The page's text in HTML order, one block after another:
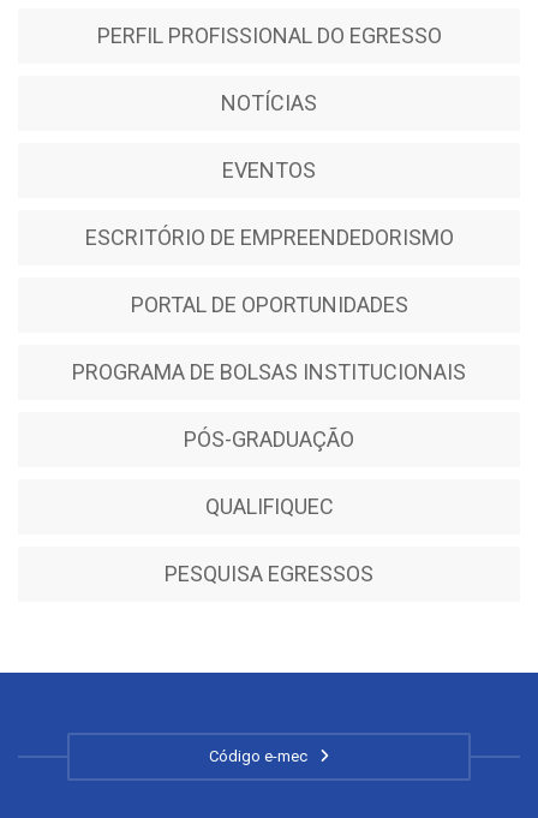
PERFIL PROFISSIONAL DO EGRESSO
NOTÍCIAS
EVENTOS
ESCRITÓRIO DE EMPREENDEDORISMO
PORTAL DE OPORTUNIDADES
PROGRAMA DE BOLSAS INSTITUCIONAIS
PÓS-GRADUAÇÃO
QUALIFIQUEC
PESQUISA EGRESSOS
Código e-mec